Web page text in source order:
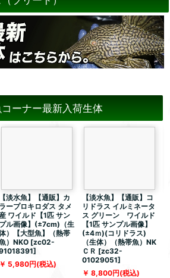
ーナー最新入荷生体
【淡水魚】【通販】カ
ラープロキロダス タメ
産 ワイルド【1匹 サン
プル画像】(±7cm)（生
）【大型魚】（熱帯
）NKO [zc02-
]
5,980円(税込)
【淡水魚】【通販】コ
リドラス イルミネータ
ス グリーン ワイルド
【1匹 サンプル画像】
(±4ｍ)(コリドラス)
（生体）（熱帯魚）NK
ＣＲ [zc32-
01029051]
8,800円(税込)